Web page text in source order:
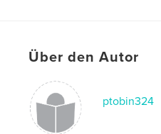
Über den Autor
ptobin324